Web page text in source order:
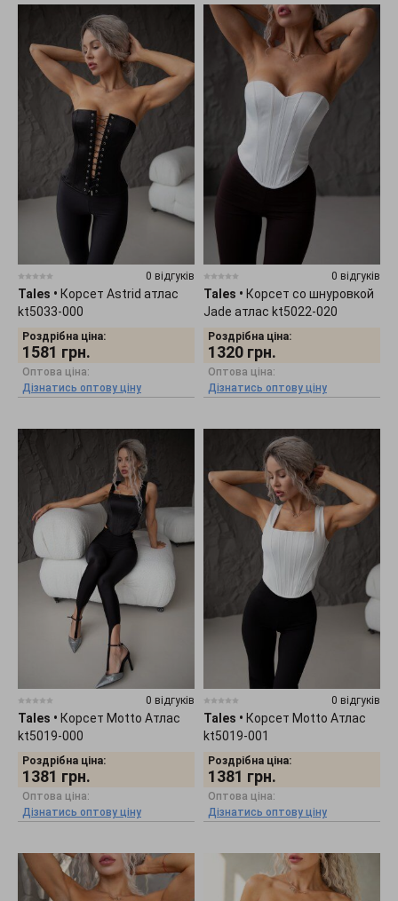
0 відгуків
Tales • Корсет Astrid атлас
kt5033-000
Роздрібна ціна:
1581 грн.
Оптова ціна:
Дізнатись оптову ціну
0 відгуків
Tales • Корсет со шнуровкой
Jade атлас kt5022-020
Роздрібна ціна:
1320 грн.
Оптова ціна:
Дізнатись оптову ціну
0 відгуків
Tales • Корсет Motto Атлас
kt5019-000
Роздрібна ціна:
1381 грн.
Оптова ціна:
Дізнатись оптову ціну
0 відгуків
Tales • Корсет Motto Атлас
kt5019-001
Роздрібна ціна:
1381 грн.
Оптова ціна:
Дізнатись оптову ціну